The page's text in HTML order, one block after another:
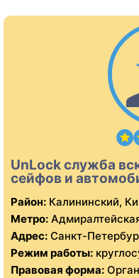
UnLock служба
сейфов и
Район: Калининский,
Метро:
Адрес: Санкт-
Режим работы:
Правовая форма: